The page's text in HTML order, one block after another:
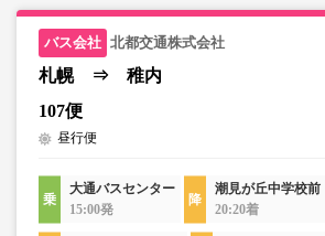
北都交通株式会社
札幌 ⇒ 稚内
107便
昼行便
大通バスセンター
15:00発
潮見が丘中学校前
20:20着